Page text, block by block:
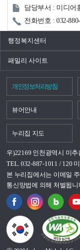
담당부서 : 미디어
전화번호 : 032-
행정복지센터
패밀리 사이트
개인정보처리방침
뷰어안내
누리집 지도
우)22169 인천광역시 미
TEL. 032-887-1011 / 120
본 누리집에서는 이메일
통신망법에 의해 처벌됩니
국가상징이란?